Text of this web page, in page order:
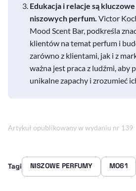
Edukacja i relacje są
niszowych perfum. Victor
Mood Scent Bar, podkreśla
klientów na temat perfum i
zarówno z klientami, jak i z
ważna jest praca z ludźmi, aby
unikalne zapachy i zrozumieć
Artykuł opublikowany w wydaniu nr 139
Tagi NISZOWE PERFUMY MO61